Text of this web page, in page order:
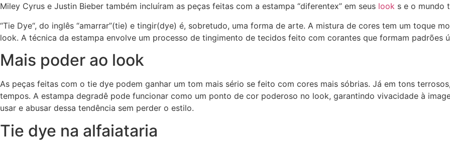
Miley Cyrus e Justin Bieber também incluíram as peças feitas com a estampa “diferentex” em seus look s e o mundo
“Tie Dye“, do inglês “amarrar”(tie) e tingir(dye) é, sobretudo, uma forma de arte. A mistura de cores tem um toque
look. A técnica da estampa envolve um processo de tingimento de tecidos feito com corantes que formam padrões
Mais poder ao look
As peças feitas com o tie dye podem ganhar um tom mais sério se feito com cores mais sóbrias. Já em tons
tempos. A estampa degradê pode funcionar como um ponto de cor poderoso no look, garantindo vivacidade à
usar e abusar dessa tendência sem perder o estilo.
Tie dye na alfaiataria